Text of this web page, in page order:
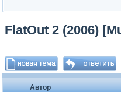
FlatOut 2 (2006)
Автор